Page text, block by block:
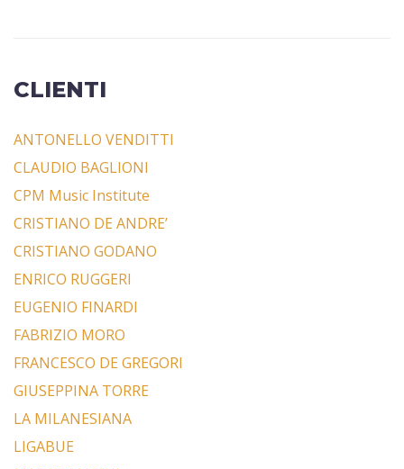
CLIENTI
ANTONELLO VENDITTI
CLAUDIO BAGLIONI
CPM Music Institute
CRISTIANO DE ANDRE’
CRISTIANO GODANO
ENRICO RUGGERI
EUGENIO FINARDI
FABRIZIO MORO
FRANCESCO DE GREGORI
GIUSEPPINA TORRE
LA MILANESIANA
LIGABUE